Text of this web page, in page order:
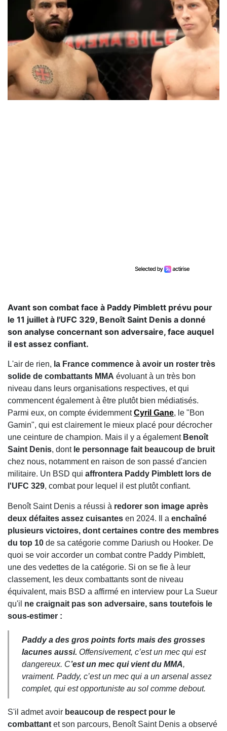
Avant son combat face à Paddy Pimblett prévu pour
le 11 juillet à l'UFC 329, Benoît Saint Denis a donné
son analyse concernant son adversaire, face auquel
il est assez confiant.
L'air de rien, la France commence à avoir un roster très
solide de combattants MMA évoluant à un très bon
niveau dans leurs organisations respectives, et qui
commencent également à être plutôt bien médiatisés.
Parmi eux, on compte évidemmentCyril Gane, le "Bon
Gamin", qui est clairement le mieux placé pour décrocher
une ceinture de champion. Mais il y a également Benoît
Saint Denis, dont le personnage fait beaucoup de bruit
chez nous, notamment en raison de son passé d'ancien
militaire. Un BSD qui affrontera Paddy Pimblett lors de
l'UFC 329, combat pour lequel il est plutôt confiant.
Benoît Saint Denis a réussi à redorer son image après
deux défaites assez cuisantes en 2024. Il a enchaîné
plusieurs victoires, dont certaines contre des membres
du top 10 de sa catégorie comme Dariush ou Hooker. De
quoi se voir accorder un combat contre Paddy Pimblett,
une des vedettes de la catégorie. Si on se fie à leur
classement, les deux combattants sont de niveau
équivalent, mais BSD a affirmé en interview pour La Sueur
qu'il ne craignait pas son adversaire, sans toutefois le
sous-estimer :
Paddy a des gros points forts mais des grosses
lacunes aussi. Offensivement, c’est un mec qui est
dangereux. C’est un mec qui vient du MMA,
vraiment. Paddy, c’est un mec qui a un arsenal assez
complet, qui est opportuniste au sol comme debout.
S'il admet avoir beaucoup de respect pour le
combattant et son parcours, Benoît Saint Denis a observé